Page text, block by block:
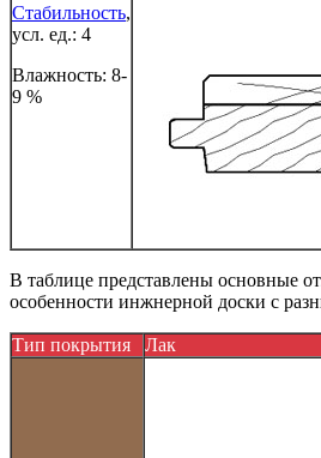
Стабильность,
усл. ед.: 4
Влажность: 8-
9 %
В таблице представлены основные
особенности инжнерной доски с
Тип покрытия Лак